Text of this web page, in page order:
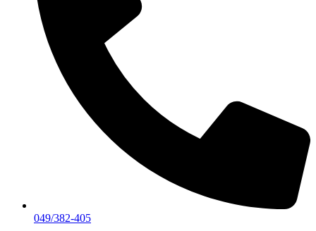
049/382-405